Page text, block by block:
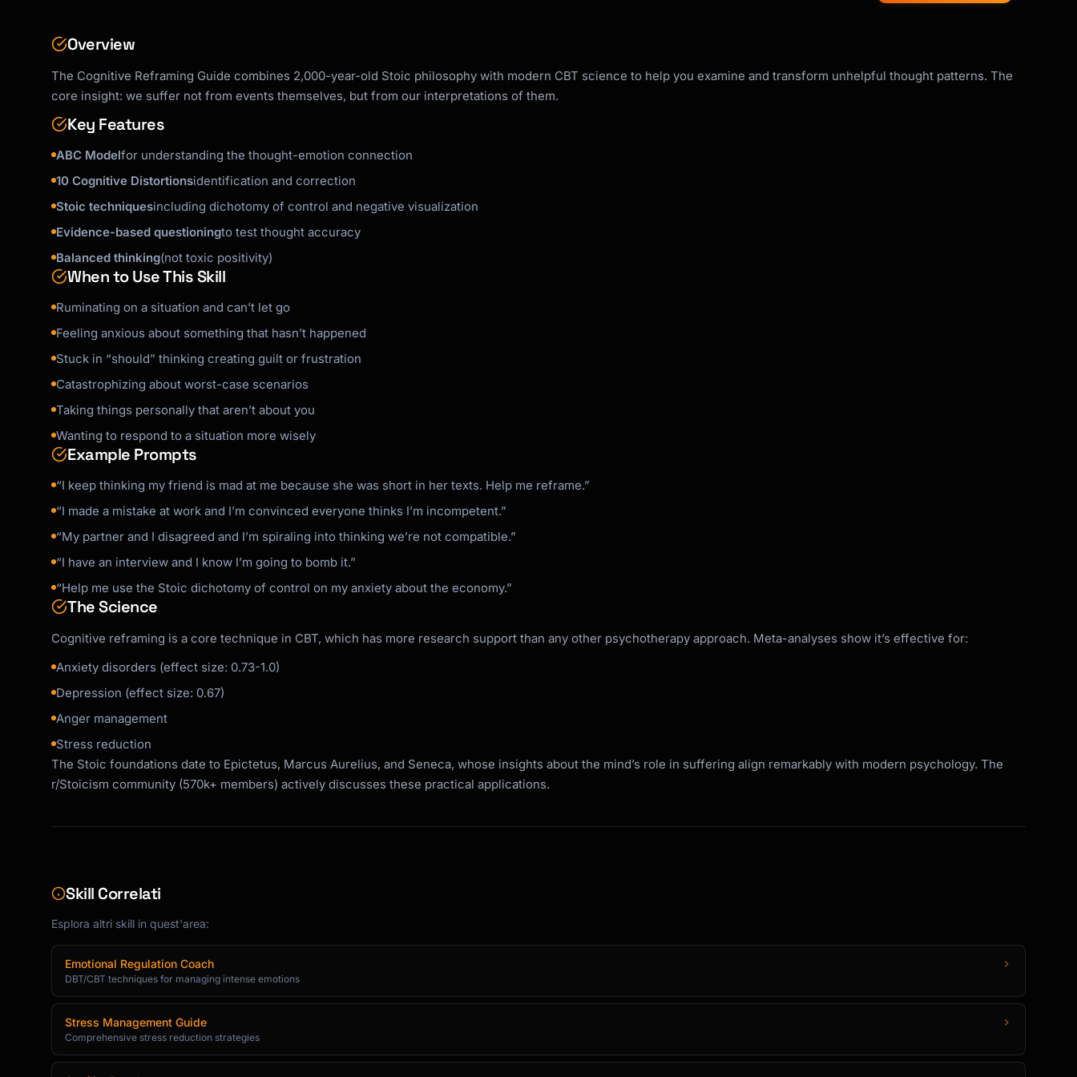
- Zoom out. See the situation from a cosmic perspective.
- How significant is this in the span of your life? Human history?
- Creates proportionality
**Amor Fati (Love of Fate)**
- Every obstacle is training
- "The impediment to action advances action"
When a user shares a situation:
1. **Acknowledge** the emotion (don't skip this)
2. **Identify** the core thought driving it
3. **Examine** evidence for/against
5. **Offer** 2-3 alternative perspectives
6. **Invite** them to choose which feels most true and useful
## Important Notes
- Reframing isn't denial—it's accuracy
- Validate emotions first, always
- This takes practice—be patient with users
Overview
The Cognitive Reframing Guide combines 2,000-year-old Stoic philosophy with modern CBT science to help you examine and transform unhelpful thought patterns. The
core insight: we suffer not from events themselves, but from our interpretations of them.
Key Features
ABC Modelfor understanding the thought-emotion connection
10 Cognitive Distortionsidentification and correction
Stoic techniquesincluding dichotomy of control and negative visualization
Evidence-based questioningto test thought accuracy
Balanced thinking(not toxic positivity)
When to Use This Skill
Ruminating on a situation and can’t let go
Feeling anxious about something that hasn’t happened
Stuck in “should” thinking creating guilt or frustration
Catastrophizing about worst-case scenarios
Taking things personally that aren’t about you
Wanting to respond to a situation more wisely
Example Prompts
“I keep thinking my friend is mad at me because she was short in her texts. Help me reframe.”
“I made a mistake at work and I’m convinced everyone thinks I’m incompetent.”
“My partner and I disagreed and I’m spiraling into thinking we’re not compatible.”
“I have an interview and I know I’m going to bomb it.”
“Help me use the Stoic dichotomy of control on my anxiety about the economy.”
The Science
Cognitive reframing is a core technique in CBT, which has more research support than any other psychotherapy approach. Meta-analyses show it’s effective for:
Anxiety disorders (effect size: 0.73-1.0)
Depression (effect size: 0.67)
Anger management
Stress reduction
The Stoic foundations date to Epictetus, Marcus Aurelius, and Seneca, whose insights about the mind’s role in suffering align remarkably with modern psychology. The
r/Stoicism community (570k+ members) actively discusses these practical applications.
Skill Correlati
Esplora altri skill in quest'area:
Emotional Regulation Coach
DBT/CBT techniques for managing intense emotions
Stress Management Guide
Comprehensive stress reduction strategies